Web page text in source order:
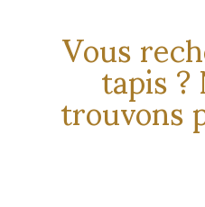
Voustapis
trouvons